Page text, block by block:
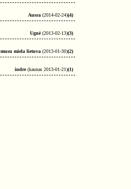
Ausra (2014-02-24)(4)
Ugnė(2013-02-13)(3)
musu miela lietuva (2013-01-30)(2)
indre(kaunas 2013-01-21)(1)